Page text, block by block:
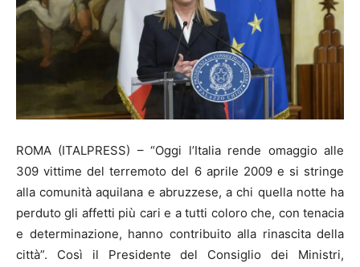
ROMA (ITALPRESS) – “Oggi l’Italia rende omaggio alle
309 vittime del terremoto del 6 aprile 2009 e si stringe
alla comunità aquilana e abruzzese, a chi quella notte ha
perduto gli affetti più cari e a tutti coloro che, con tenacia
e determinazione, hanno contribuito alla rinascita della
città”. Così il Presidente del Consiglio dei Ministri,